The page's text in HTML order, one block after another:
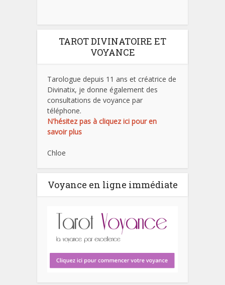
TAROT DIVINATOIRE ET
VOYANCE
Tarologue depuis 11 ans et créatrice de
Divinatix, je donne également des
consultations de voyance par
téléphone.
N'hésitez pas à cliquez ici pour en
savoir plus
Chloe
Voyance en ligne immédiate